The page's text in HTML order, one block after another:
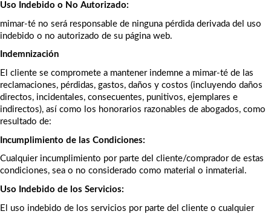
Uso Indebido o No Autorizado:
mimar-té no será responsable de ninguna pérdida derivada del uso
indebido o no autorizado de su página web.
Indemnización
El cliente se compromete a mantener indemne a mimar-té de las
reclamaciones, pérdidas, gastos, daños y costos (incluyendo daños
directos, incidentales, consecuentes, punitivos, ejemplares e
indirectos), así como los honorarios razonables de abogados, como
resultado de:
Incumplimiento de las Condiciones:
Cualquier incumplimiento por parte del cliente/comprador de estas
condiciones, sea o no considerado como material o inmaterial.
Uso Indebido de los Servicios:
El uso indebido de los servicios por parte del cliente o cualquier